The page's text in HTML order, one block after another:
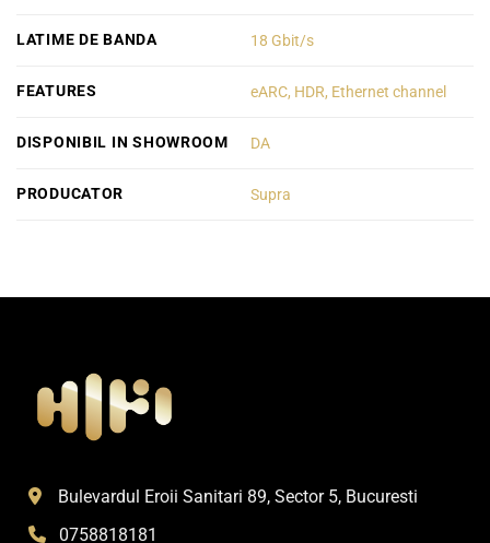
LATIME DE BANDA 18 Gbit/s
FEATURES eARC, HDR, Ethernet channel
DISPONIBIL IN SHOWROOM DA
PRODUCATOR Supra
Bulevardul Eroii Sanitari 89, Sector 5, Bucuresti
0758818181